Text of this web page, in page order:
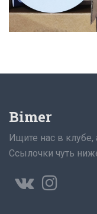
Bimer
Ищите нас в клубе,
Ссылочки чуть